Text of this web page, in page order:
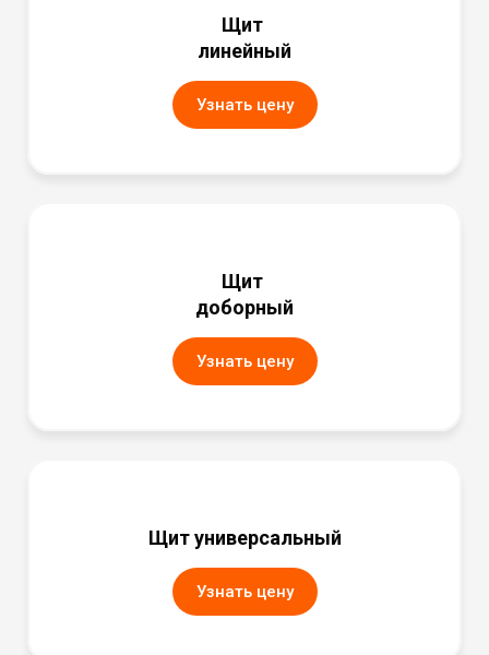
Щит
линейный
Узнать цену
Щит
доборный
Узнать цену
Щит универсальный
Узнать цену